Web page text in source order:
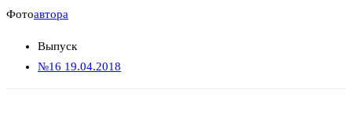
Фотоавтора
Выпуск
№16 19.04.2018